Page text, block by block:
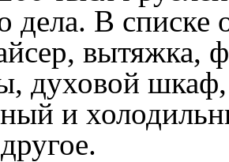
дела. В
вытяжка,
духовой
и